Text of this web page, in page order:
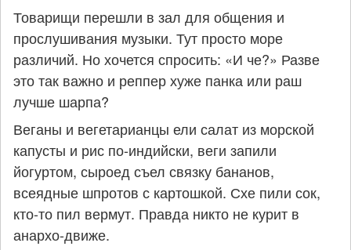
Товарищи перешли в зал для общения и
прослушивания музыки. Тут просто море
различий. Но хочется спросить: «И че?» Разве
это так важно и реппер хуже панка или раш
лучше шарпа?
Веганы и вегетарианцы ели салат из морской
капусты и рис по-индийски, веги запили
йогуртом, сыроед съел связку бананов,
всеядные шпротов с картошкой. Схе пили сок,
кто-то пил вермут. Правда никто не курит в
анархо-движе.